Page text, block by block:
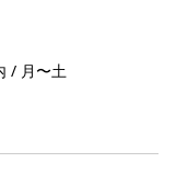
/ 月〜土